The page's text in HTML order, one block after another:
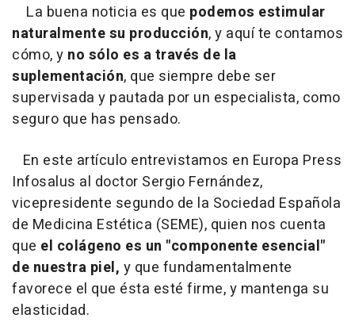
La buena noticia es que podemos estimular
naturalmente su producción, y aquí te contamos
cómo, y no sólo es a través de la
suplementación, que siempre debe ser
supervisada y pautada por un especialista, como
seguro que has pensado.
En este artículo entrevistamos en Europa Press
Infosalus al doctor Sergio Fernández,
vicepresidente segundo de la Sociedad Española
de Medicina Estética (SEME), quien nos cuenta
que el colágeno es un "componente esencial"
de nuestra piel, y que fundamentalmente
favorece el que ésta esté firme, y mantenga su
elasticidad.